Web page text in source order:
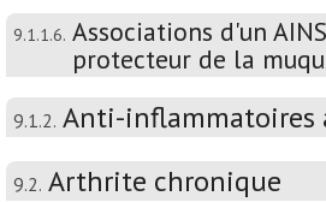
9.1.1.6. Associations d'un
protecteur de la
9.1.2. Anti-inflammatoires
9.2. Arthrite chronique